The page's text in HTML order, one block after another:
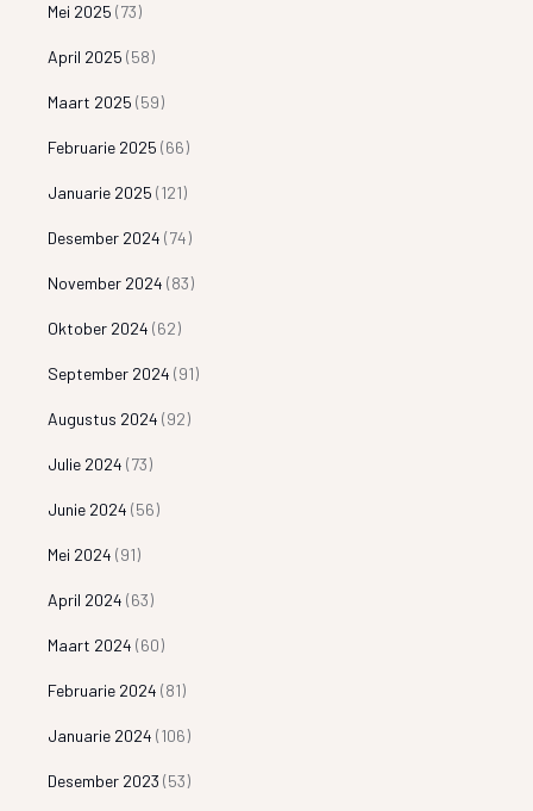
Mei 2025 (73)
April 2025 (58)
Maart 2025 (59)
Februarie 2025 (66)
Januarie 2025 (121)
Desember 2024 (74)
November 2024 (83)
Oktober 2024 (62)
September 2024 (91)
Augustus 2024 (92)
Julie 2024 (73)
Junie 2024 (56)
Mei 2024 (91)
April 2024 (63)
Maart 2024 (60)
Februarie 2024 (81)
Januarie 2024 (106)
Desember 2023 (53)